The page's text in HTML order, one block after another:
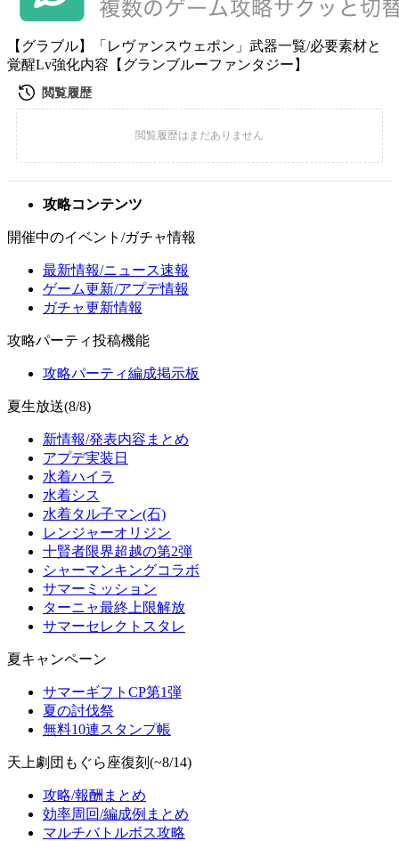
【グラブル】「レヴァンスウェポン」武器一覧/必要素材と
覚醒Lv強化内容【グランブルーファンタジー】
攻略コンテンツ
開催中のイベント/ガチャ情報
最新情報/ニュース速報
ゲーム更新/アプデ情報
ガチャ更新情報
攻略パーティ投稿機能
攻略パーティ編成掲示板
夏生放送(8/8)
新情報/発表内容まとめ
アプデ実装日
水着ハイラ
水着シス
水着タル子マン(石)
レンジャーオリジン
十賢者限界超越の第2弾
シャーマンキングコラボ
サマーミッション
ターニャ最終上限解放
サマーセレクトスタレ
夏キャンペーン
サマーギフトCP第1弾
夏の討伐祭
無料10連スタンプ帳
天上劇団もぐら座復刻(~8/14)
攻略/報酬まとめ
効率周回/編成例まとめ
マルチバトルボス攻略